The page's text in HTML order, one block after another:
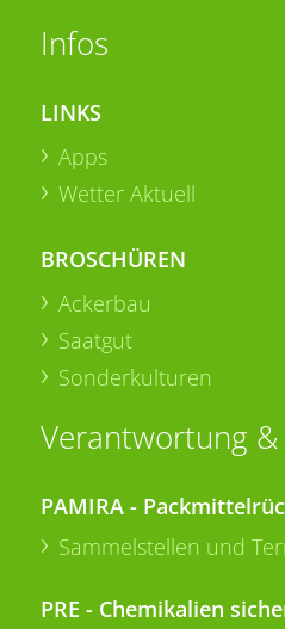
Infos
LINKS
Apps
Wetter Aktuell
BROSCHÜREN
Ackerbau
Saatgut
Sonderkulturen
Verantwortung
PAMIRA -
Sammelstellen und
PRE - Chemikalien